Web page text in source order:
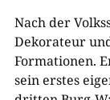
Nach der
Dekorateur
Formationen.
sein erstes